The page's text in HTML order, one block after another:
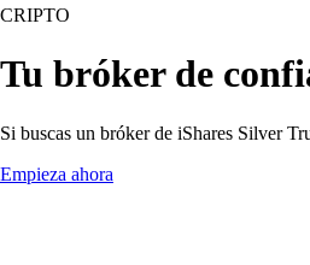
CRIPTO
Tu bróker de
Si buscas un bróker de iShares Silver
Empieza ahora